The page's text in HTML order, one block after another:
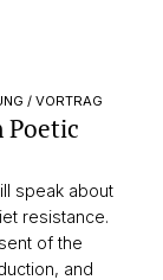
/ VORTRAG
Poetic
speak about
resistance.
of the
and